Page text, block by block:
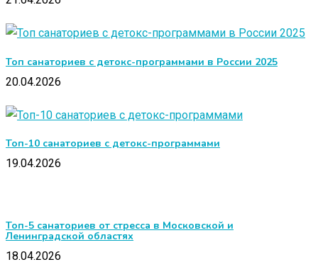
Топ санаториев с детокс-программами в России 2025
20.04.2026
Топ-10 санаториев с детокс-программами
19.04.2026
Топ-5 санаториев от стресса в Московской и
Ленинградской областях
18.04.2026